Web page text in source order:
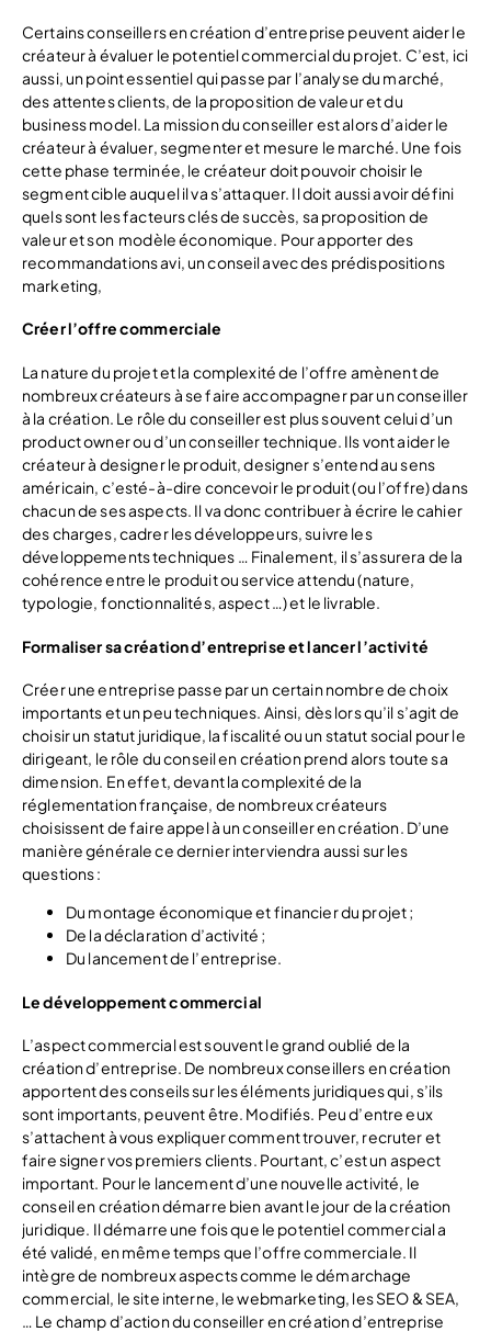
Certains conseillers en création d’entreprise peuvent aider le
créateur à évaluer le potentiel commercial du projet. C’est, ici
aussi, un point essentiel qui passe par l’analyse du marché,
des attentes clients, de la proposition de valeur et du
business model. La mission du conseiller est alors d’aider le
créateur à évaluer, segmenter et mesure le marché. Une fois
cette phase terminée, le créateur doit pouvoir choisir le
segment cible auquel il va s’attaquer. Il doit aussi avoir défini
quels sont les facteurs clés de succès, sa proposition de
valeur et son modèle économique. Pour apporter des
recommandations avi, un conseil avec des prédispositions
marketing,
Créer l’offre commerciale
La nature du projet et la complexité de l’offre amènent de
nombreux créateurs à se faire accompagner par un conseiller
à la création. Le rôle du conseiller est plus souvent celui d’un
product owner ou d’un conseiller technique. Ils vont aider le
créateur à designer le produit, designer s’entend au sens
américain, c’esté-à-dire concevoir le produit (ou l’offre) dans
chacun de ses aspects. Il va donc contribuer à écrire le cahier
des charges, cadrer les développeurs, suivre les
développements techniques … Finalement, il s’assurera de la
cohérence entre le produit ou service attendu (nature,
typologie, fonctionnalités, aspect …) et le livrable.
Formaliser sa création d’entreprise et lancer l’activité
Créer une entreprise passe par un certain nombre de choix
importants et un peu techniques. Ainsi, dès lors qu’il s’agit de
choisir un statut juridique, la fiscalité ou un statut social pour le
dirigeant, le rôle du conseil en création prend alors toute sa
dimension. En effet, devant la complexité de la
réglementation française, de nombreux créateurs
choisissent de faire appel à un conseiller en création. D’une
manière générale ce dernier interviendra aussi sur les
questions :
Du montage économique et financier du projet ;
De la déclaration d’activité ;
Du lancement de l’entreprise.
Le développement commercial
L’aspect commercial est souvent le grand oublié de la
création d’entreprise. De nombreux conseillers en création
apportent des conseils sur les éléments juridiques qui, s’ils
sont importants, peuvent être. Modifiés. Peu d’entre eux
s’attachent à vous expliquer comment trouver, recruter et
faire signer vos premiers clients. Pourtant, c’est un aspect
important. Pour le lancement d’une nouvelle activité, le
conseil en création démarre bien avant le jour de la création
juridique. Il démarre une fois que le potentiel commercial a
été validé, en même temps que l’offre commerciale. Il
intègre de nombreux aspects comme le démarchage
commercial, le site interne, le webmarketing, les SEO & SEA,
… Le champ d’action du conseiller en création d’entreprise